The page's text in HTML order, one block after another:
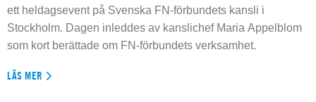
ett heldagsevent på Svenska FN-förbundets kansli i
Stockholm. Dagen inleddes av kanslichef Maria Appelblom
som kort berättade om FN-förbundets verksamhet.
LÄS MER